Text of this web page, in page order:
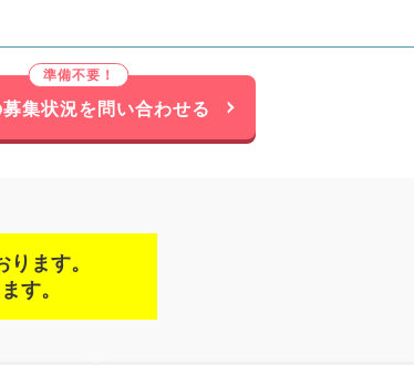
集状況を問い合わせる
ます。
す。